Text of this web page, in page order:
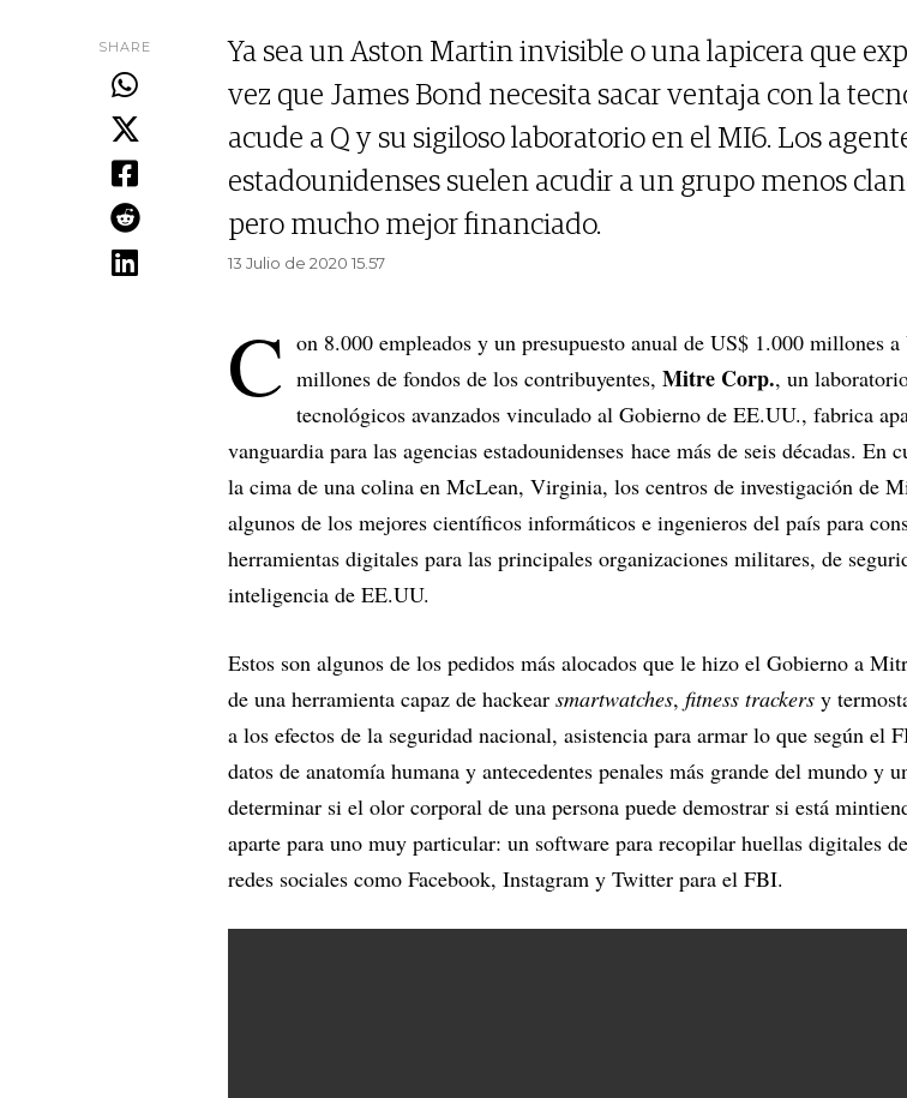
SHARE
Ya sea un Aston Martin invisible o una lapicera que
vez que James Bond necesita sacar ventaja con la
acude a Q y su sigiloso laboratorio en el MI6. Los
estadounidenses suelen acudir a un grupo menos
pero mucho mejor financiado.
13 Julio de 2020 15.57
C on 8.000 empleados y un presupuesto anual de US$ 1.000 millones
millones de fondos de los contribuyentes, Mitre Corp., un
tecnológicos avanzados vinculado al Gobierno de EE.UU., fabrica
vanguardia para las agencias estadounidenses hace más de seis décadas. En
la cima de una colina en McLean, Virginia, los centros de investigación de
algunos de los mejores científicos informáticos e ingenieros del país para
herramientas digitales para las principales organizaciones militares, de
inteligencia de EE.UU.
Estos son algunos de los pedidos más alocados que le hizo el Gobierno a
de una herramienta capaz de hackear smartwatches, fitness trackers y
a los efectos de la seguridad nacional, asistencia para armar lo que según el
datos de anatomía humana y antecedentes penales más grande del mundo y
determinar si el olor corporal de una persona puede demostrar si está
aparte para uno muy particular: un software para recopilar huellas digitales
redes sociales como Facebook, Instagram y Twitter para el FBI.